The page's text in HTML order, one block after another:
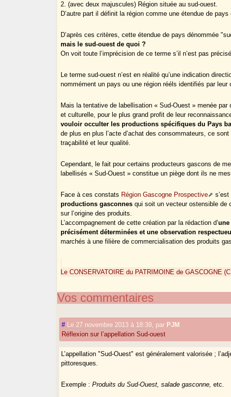
2. (avec deux majuscules) Région située au sud-ouest.
D’autre part il définit la région comme une étendue de
D’après ces critères, cette étendue de pays dénommée
mais le sud-ouest de quoi ?
On voit toute l’imprécision de ce terme s’il n’est pas
Le terme sud-ouest n’est en réalité qu’une indication
nommément un pays ou une région rééls identifiés par
Mais la tentative de labellisation « Sud-Ouest » menée
et culturelle, pour le plus grand profit de leur
vouloir occulter les productions spécifiques du Pays
de plus en plus l’acte d’achat des consommateurs, ce
traçabilité et leur qualité.
Cependant, le fait pour certains producteurs gascons de
labellisés « Sud-Ouest » constitue un piège dont ils ne
Face à ces constats Région Gascogne Prospective
productions gasconnes qui soit un vecteur ostensible de
sur l’origine des produits.
L’accompagnement de cette création par la rédaction d’
précisément déterminées et une observation
marchés à une filière de commercialisation des produits
Le CONSERVATOIRE du PATRIMOINE de GASCOGNE
Vos commentaires
# Le 27 novembre 2013 à 18:39 par PJM
Réflexion sur l’appellation Sud-ouest
L’appellation "Sud-Ouest" est généralement valorisée ;
pittoresques.
Exemple :Produits du Sud-Ouest, salade gasconne, etc.